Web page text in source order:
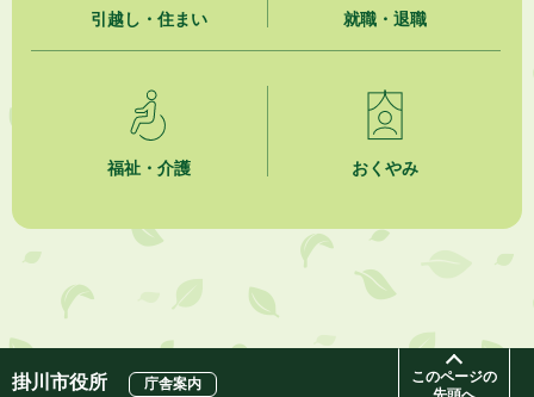
2026年8月1日
市民活動カレンダー（リスト形式）
2026年8月1日
2026年8月1日
市議会だより 第100号 (令和8年8月1日発行)を掲載しました
引越し・住まい 就職・退職
福祉・介護 おくやみ
このページの
掛川市役所 庁舎案内